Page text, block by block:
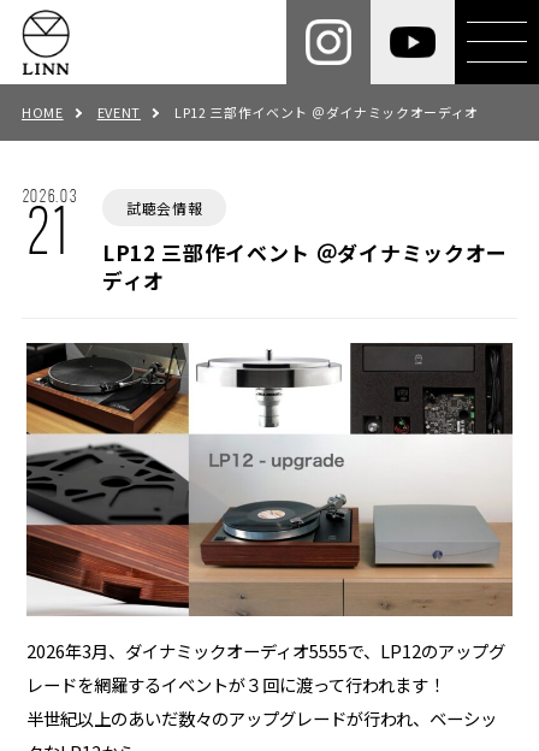
HOME EVENT LP12 三部作イベント ＠ダイナミックオーディオ
2026.03
21 試聴会情報
LP12 三部作イベント ＠ダイナミックオー
ディオ
2026年3月、ダイナミックオーディオ5555で、LP12のアップグ
レードを網羅するイベントが３回に渡って行われます！
半世紀以上のあいだ数々のアップグレードが行われ、ベーシッ